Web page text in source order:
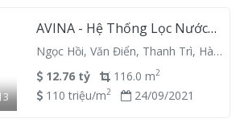
3
AVINA - Hệ Thống Lọc Nước
Công Nghiệp, 68 Tứ Hiệp,
Huyện Thanh Trì, Hanoi
134000, Vietnam
Ngọc Hồi, Văn Điển, Thanh Trì, Hà
Nội
12.76 tỷ 116.0 m2
110 triệu/m2 24/09/2021